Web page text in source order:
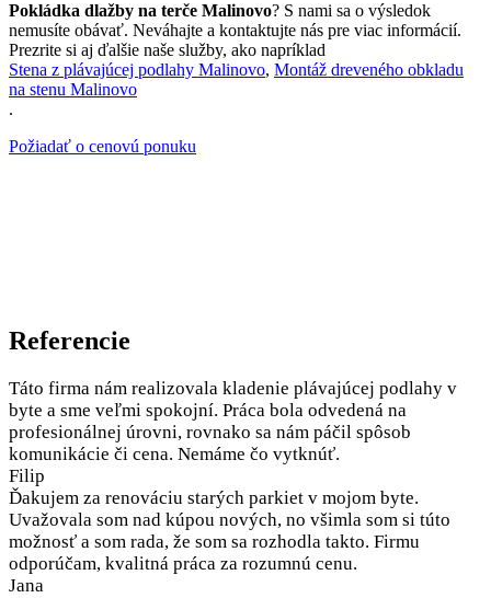
Pokládka dlažby na terče Malinovo? S nami sa o výsledok
nemusíte obávať. Neváhajte a kontaktujte nás pre viac informácií.
Prezrite si aj ďalšie naše služby, ako napríklad
Stena z plávajúcej podlahy Malinovo, Montáž dreveného obkladu
na stenu Malinovo
.
Požiadať o cenovú ponuku
Referencie
Táto firma nám realizovala kladenie plávajúcej podlahy v
byte a sme veľmi spokojní. Práca bola odvedená na
profesionálnej úrovni, rovnako sa nám páčil spôsob
komunikácie či cena. Nemáme čo vytknúť.
Filip
Ďakujem za renováciu starých parkiet v mojom byte.
Uvažovala som nad kúpou nových, no všimla som si túto
možnosť a som rada, že som sa rozhodla takto. Firmu
odporúčam, kvalitná práca za rozumnú cenu.
Jana